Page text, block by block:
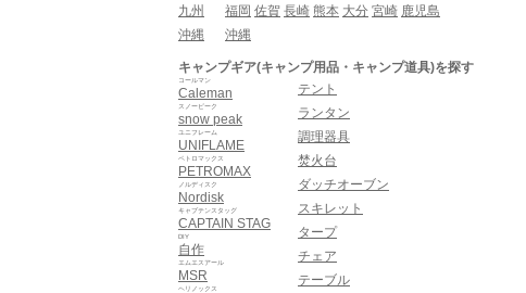
九州
福岡 佐賀 長崎 熊本 大分 宮崎 鹿児島
沖縄
沖縄
キャンプギア(キャンプ用品・キャンプ道具)を探す
Caleman
コールマン
snow peak
スノーピーク
UNIFLAME
ユニフレーム
PETROMAX
ペトロマックス
Nordisk
ノルディスク
CAPTAIN STAG
キャプテンスタッグ
自作
DIY
MSR
エムエスアール
ヘリノックス
テント
ランタン
調理器具
焚火台
ダッチオーブン
スキレット
タープ
チェア
テーブル